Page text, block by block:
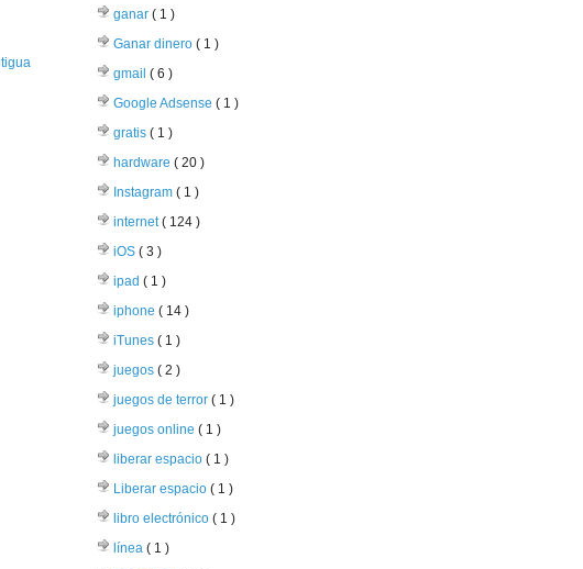
ganar ( 1 )
Ganar dinero ( 1 )
gmail ( 6 )
Google Adsense ( 1 )
gratis ( 1 )
hardware ( 20 )
Instagram ( 1 )
internet( 124 )
iOS ( 3 )
ipad ( 1 )
iphone ( 14 )
iTunes ( 1 )
juegos ( 2 )
juegos de terror ( 1 )
juegos online ( 1 )
liberar espacio ( 1 )
Liberar espacio ( 1 )
libro electrónico ( 1 )
línea ( 1 )